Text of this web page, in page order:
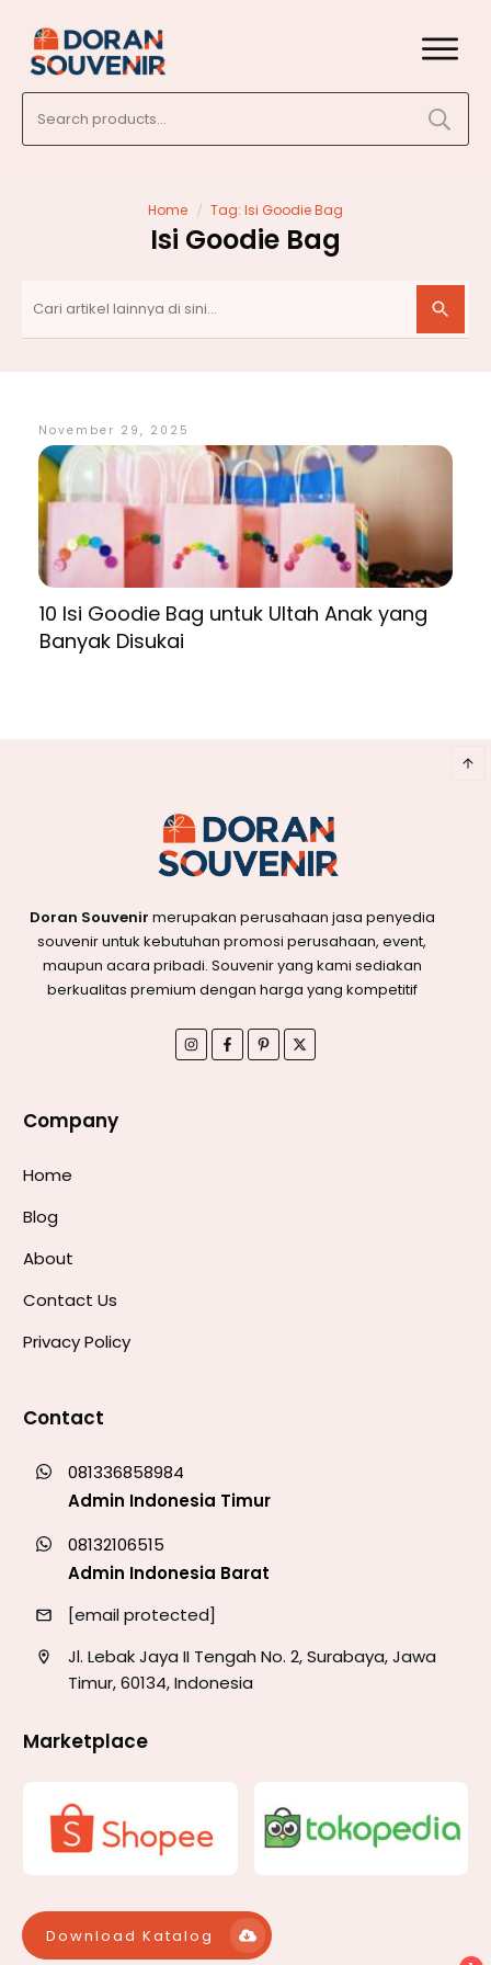
for:
Home / Tag: Isi Goodie Bag
Isi Goodie Bag
November 29, 2025
10 Isi Goodie Bag untuk Ultah Anak yang
Banyak Disukai
Doran Souvenir merupakan perusahaan jasa penyedia
souvenir untuk kebutuhan promosi perusahaan, event,
maupun acara pribadi. Souvenir yang kami sediakan
berkualitas premium dengan harga yang kompetitif
Company
Home
Blog
About
Contact Us
Privacy Policy
Contact
081336858984
Admin Indonesia Timur
08132106515
Admin Indonesia Barat
[email protected]
Jl. Lebak Jaya II Tengah No. 2, Surabaya, Jawa
Timur, 60134, Indonesia
Marketplace
Download Katalog